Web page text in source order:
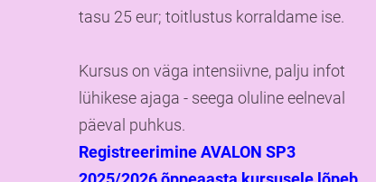
tasu 25 eur; toitlustus korraldame ise.
Kursus on väga intensiivne, palju infot
lühikese ajaga - seega oluline eelneval
päeval puhkus.
Registreerimine AVALON SP3